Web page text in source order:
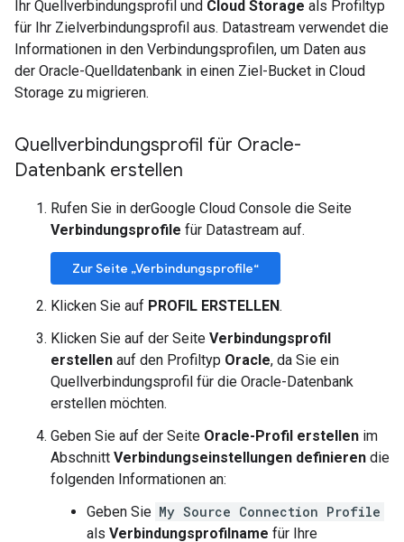
Ihr Quellverbindungsprofil und Cloud Storage als Profiltyp
für Ihr Zielverbindungsprofil aus. Datastream verwendet die
Informationen in den Verbindungsprofilen, um Daten aus
der Oracle-Quelldatenbank in einen Ziel-Bucket in Cloud
Storage zu migrieren.
Quellverbindungsprofil für Oracle-
Datenbank erstellen
Rufen Sie in derGoogle Cloud Console die Seite
Verbindungsprofile für Datastream auf.
Zur Seite „Verbindungsprofile“
Klicken Sie auf PROFIL ERSTELLEN.
Klicken Sie auf der Seite Verbindungsprofil
erstellen auf den Profiltyp Oracle, da Sie ein
Quellverbindungsprofil für die Oracle-Datenbank
erstellen möchten.
Geben Sie auf der Seite Oracle-Profil erstellen im
Abschnitt Verbindungseinstellungen definieren die
folgenden Informationen an:
Geben Sie My Source Connection Profile
als Verbindungsprofilname für Ihre